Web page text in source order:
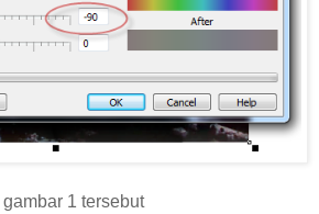
gambar 1 tersebut